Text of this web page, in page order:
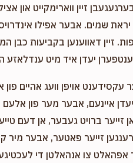
זיין ווארימקייט און
יראת שמים. אבער אפילו
זיין דאווענען בקביעות כבן
ענטפערן יעדן איד מיט ענדלאזע
עקסידענט אויפן וועג אהיים
איינעם, אבער מער פון
זייער ברויט געבער, אן דעם
זייער פאטער, אבער מיר
אפהאלט צו אנהאלטן די